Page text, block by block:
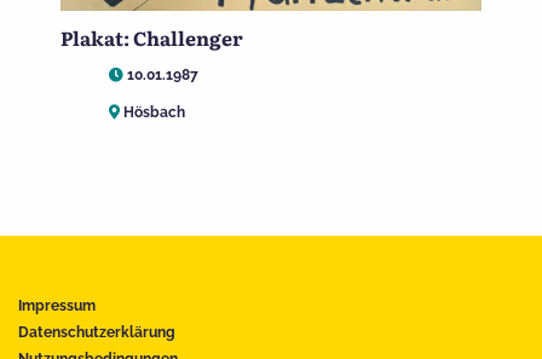
Plakat: Challenger
10.01.1987
Hösbach
Impressum
Datenschutzerklärung